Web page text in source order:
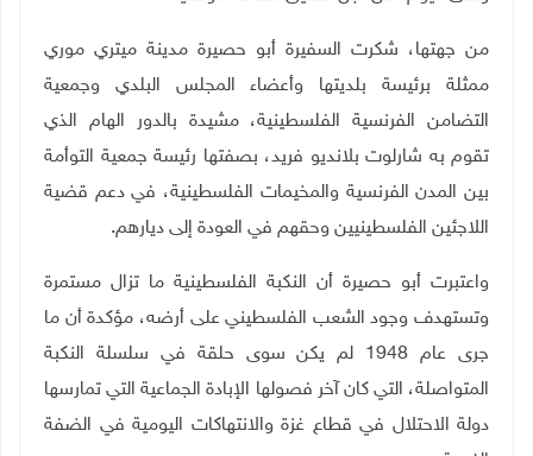
من جهتها، شكرت السفيرة أبو حصيرة مدينة ميتري موري
ممثلة برئيسة بلديتها وأعضاء المجلس البلدي وجمعية
التضامن الفرنسية الفلسطينية، مشيدة بالدور الهام الذي
تقوم به شارلوت بلانديو فريد، بصفتها رئيسة جمعية التوأمة
بين المدن الفرنسية والمخيمات الفلسطينية، في دعم قضية
اللاجئين الفلسطينيين وحقهم في العودة إلى ديارهم.
واعتبرت أبو حصيرة أن النكبة الفلسطينية ما تزال مستمرة
وتستهدف وجود الشعب الفلسطيني على أرضه، مؤكدة أن ما
جرى عام 1948 لم يكن سوى حلقة في سلسلة النكبة
المتواصلة، التي كان آخر فصولها الإبادة الجماعية التي تمارسها
دولة الاحتلال في قطاع غزة والانتهاكات اليومية في الضفة